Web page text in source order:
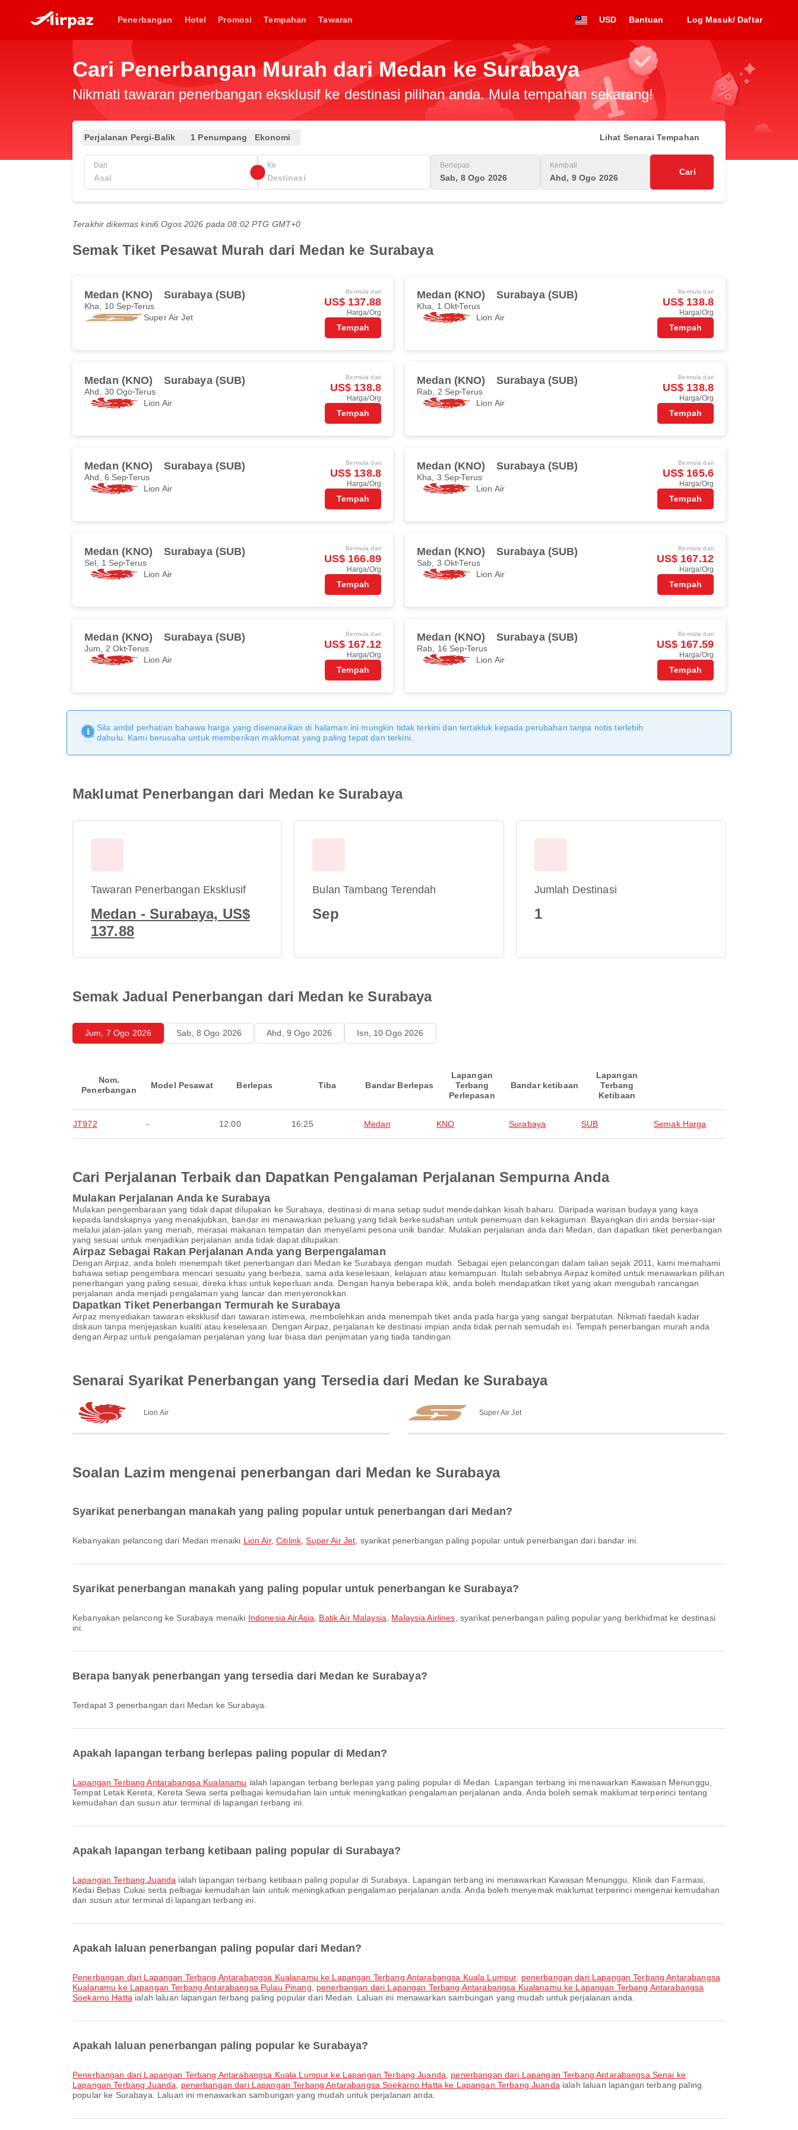
Penerbangan Hotel Promosi Tempahan Tawaran USD Bantuan Log Masuk/ Daftar
Cari Penerbangan Murah dari Medan ke Surabaya
Nikmati tawaran penerbangan eksklusif ke destinasi pilihan anda. Mula tempahan sekarang!
Perjalanan Pergi-Balik 1 Penumpang Ekonomi Lihat Senarai Tempahan
Dari Ke Berlepas
Sab, 8 Ogo 2026
Kembali
Ahd, 9 Ogo 2026
Cari
Terakhir dikemas kini6 Ogos 2026 pada 08:02 PTG GMT+0
Semak Tiket Pesawat Murah dari Medan ke Surabaya
Medan (KNO) Surabaya (SUB)
Kha, 10 Sep Terus
Super Air Jet
Bermula dari
US$ 137.88
Harga/Org
Tempah
Medan (KNO) Surabaya (SUB)
Kha, 1 OktTerus
Lion Air
Bermula dari
US$ 138.8
Harga/Org
Tempah
Medan (KNO) Surabaya (SUB)
Ahd, 30 Ogo Terus
Lion Air
Bermula dari
US$ 138.8
Harga/Org
Tempah
Medan (KNO) Surabaya (SUB)
Rab, 2 SepTerus
Lion Air
Bermula dari
US$ 138.8
Harga/Org
Tempah
Medan (KNO) Surabaya (SUB)
Ahd, 6 SepTerus
Lion Air
Bermula dari
US$ 138.8
Harga/Org
Tempah
Medan (KNO) Surabaya (SUB)
Kha, 3 SepTerus
Lion Air
Bermula dari
US$ 165.6
Harga/Org
Tempah
Medan (KNO) Surabaya (SUB)
Sel, 1 SepTerus
Lion Air
Bermula dari
US$ 166.89
Harga/Org
Tempah
Medan (KNO) Surabaya (SUB)
Sab, 3 OktTerus
Lion Air
Bermula dari
US$ 167.12
Harga/Org
Tempah
Medan (KNO) Surabaya (SUB)
Jum, 2 OktTerus
Lion Air
Bermula dari
US$ 167.12
Harga/Org
Tempah
Medan (KNO) Surabaya (SUB)
Rab, 16 Sep Terus
Lion Air
Bermula dari
US$ 167.59
Harga/Org
Tempah
Sila ambil perhatian bahawa harga yang disenaraikan di halaman ini mungkin tidak terkini dan tertakluk kepada perubahan tanpa notis terlebih
dahulu. Kami berusaha untuk memberikan maklumat yang paling tepat dan terkini.
Maklumat Penerbangan dari Medan ke Surabaya
Tawaran Penerbangan Eksklusif
Medan - Surabaya, US$
137.88
Bulan Tambang Terendah
Sep
Jumlah Destinasi
1
Semak Jadual Penerbangan dari Medan ke Surabaya
Jum, 7 Ogo 2026 Sab, 8 Ogo 2026 Ahd, 9 Ogo 2026 Isn, 10 Ogo 2026
Nom.
Penerbangan
Model Pesawat Berlepas Tiba Bandar Berlepas
Lapangan
Terbang
Perlepasan
Bandar ketibaan
Lapangan
Terbang
Ketibaan
JT972 - 12:00 16:25 Medan KNO Surabaya SUB Semak Harga
Cari Perjalanan Terbaik dan Dapatkan Pengalaman Perjalanan Sempurna Anda
Mulakan Perjalanan Anda ke Surabaya
Mulakan pengembaraan yang tidak dapat dilupakan ke Surabaya, destinasi di mana setiap sudut mendedahkan kisah baharu. Daripada warisan budaya yang kaya
kepada landskapnya yang menakjubkan, bandar ini menawarkan peluang yang tidak berkesudahan untuk penemuan dan kekaguman. Bayangkan diri anda bersiar-siar
melalui jalan-jalan yang meriah, merasai makanan tempatan dan menyelami pesona unik bandar. Mulakan perjalanan anda dari Medan, dan dapatkan tiket penerbangan
yang sesuai untuk menjadikan perjalanan anda tidak dapat dilupakan.
Airpaz Sebagai Rakan Perjalanan Anda yang Berpengalaman
Dengan Airpaz, anda boleh menempah tiket penerbangan dari Medan ke Surabaya dengan mudah. Sebagai ejen pelancongan dalam talian sejak 2011, kami memahami
bahawa setiap pengembara mencari sesuatu yang berbeza, sama ada keselesaan, kelajuan atau kemampuan. Itulah sebabnya Airpaz komited untuk menawarkan pilihan
penerbangan yang paling sesuai, direka khas untuk keperluan anda. Dengan hanya beberapa klik, anda boleh mendapatkan tiket yang akan mengubah rancangan
perjalanan anda menjadi pengalaman yang lancar dan menyeronokkan.
Dapatkan Tiket Penerbangan Termurah ke Surabaya
Airpaz menyediakan tawaran eksklusif dan tawaran istimewa, membolehkan anda menempah tiket anda pada harga yang sangat berpatutan. Nikmati faedah kadar
diskaun tanpa menjejaskan kualiti atau keselesaan. Dengan Airpaz, perjalanan ke destinasi impian anda tidak pernah semudah ini. Tempah penerbangan murah anda
dengan Airpaz untuk pengalaman perjalanan yang luar biasa dan penjimatan yang tiada tandingan.
Senarai Syarikat Penerbangan yang Tersedia dari Medan ke Surabaya
Lion Air Super Air Jet
Soalan Lazim mengenai penerbangan dari Medan ke Surabaya
Syarikat penerbangan manakah yang paling popular untuk penerbangan dari Medan?
Kebanyakan pelancong dari Medan menaiki Lion Air,Citilink ,Super Air Jet , syarikat penerbangan paling popular untuk penerbangan dari bandar ini.
Syarikat penerbangan manakah yang paling popular untuk penerbangan ke Surabaya?
Kebanyakan pelancong ke Surabaya menaiki Indonesia AirAsia Batik Air Malaysia Malaysia Airlines , syarikat penerbangan paling popular yang berkhidmat ke destinasi
ini.
Berapa banyak penerbangan yang tersedia dari Medan ke Surabaya?
Terdapat 3 penerbangan dari Medan ke Surabaya.
Apakah lapangan terbang berlepas paling popular di Medan?
Lapangan Terbang Antarabangsa Kualanamu ialah lapangan terbang berlepas yang paling popular di Medan. Lapangan terbang ini menawarkan Kawasan Menunggu,
Tempat Letak Kereta, Kereta Sewa serta pelbagai kemudahan lain untuk meningkatkan pengalaman perjalanan anda. Anda boleh semak maklumat terperinci tentang
kemudahan dan susun atur terminal di lapangan terbang ini.
Apakah lapangan terbang ketibaan paling popular di Surabaya?
Lapangan Terbang Juanda ialah lapangan terbang ketibaan paling popular di Surabaya. Lapangan terbang ini menawarkan Kawasan Menunggu, Klinik dan Farmasi,
Kedai Bebas Cukai serta pelbagai kemudahan lain untuk meningkatkan pengalaman perjalanan anda. Anda boleh menyemak maklumat terperinci mengenai kemudahan
dan susun atur terminal di lapangan terbang ini.
Apakah laluan penerbangan paling popular dari Medan?
penerbangan dari Lapangan Terbang Antarabangsa Kualanamu ke Lapangan Terbang Antarabangsa Kuala Lumpur, penerbangan dari Lapangan Terbang Antarabangsa
Kualanamu ke Lapangan Terbang Antarabangsa Pulau Pinang
penerbangan dari Lapangan Terbang Antarabangsa Kualanamu ke Lapangan Terbang Antarabangsa
Soekarno Hatta ialah laluan lapangan terbang paling popular dari Medan. Laluan ini menawarkan sambungan yang mudah untuk perjalanan anda.
Apakah laluan penerbangan paling popular ke Surabaya?
penerbangan dari Lapangan Terbang Antarabangsa Kuala Lumpur ke Lapangan Terbang Juanda
penerbangan dari Lapangan Terbang Antarabangsa Senai ke
Lapangan Terbang Juanda
penerbangan dari Lapangan Terbang Antarabangsa Soekarno Hatta ke Lapangan Terbang Juanda ialah laluan lapangan terbang paling
popular ke Surabaya. Laluan ini menawarkan sambungan yang mudah untuk perjalanan anda.